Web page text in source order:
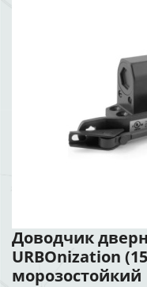
Доводчик
URBOnization
морозостойкий